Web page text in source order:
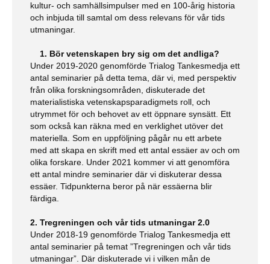
kultur- och samhällsimpulser med en 100-årig historia
och inbjuda till samtal om dess relevans för vår tids
utmaningar.
1. Bör vetenskapen bry sig om det andliga?
Under 2019-2020 genomförde Trialog Tankesmedja ett
antal seminarier på detta tema, där vi, med perspektiv
från olika forskningsområden, diskuterade det
materialistiska vetenskapsparadigmets roll, och
utrymmet för och behovet av ett öppnare synsätt. Ett
som också kan räkna med en verklighet utöver det
materiella. Som en uppföljning pågår nu ett arbete
med att skapa en skrift med ett antal essäer av och om
olika forskare. Under 2021 kommer vi att genomföra
ett antal mindre seminarier där vi diskuterar dessa
essäer. Tidpunkterna beror på när essäerna blir
färdiga.
2. Tregreningen och vår tids utmaningar 2.0
Under 2018-19 genomförde Trialog Tankesmedja ett
antal seminarier på temat ”Tregreningen och vår tids
utmaningar”. Där diskuterade vi i vilken mån de